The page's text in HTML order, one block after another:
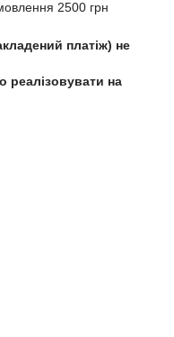
2500 грн
платіж) не
реалізовувати на